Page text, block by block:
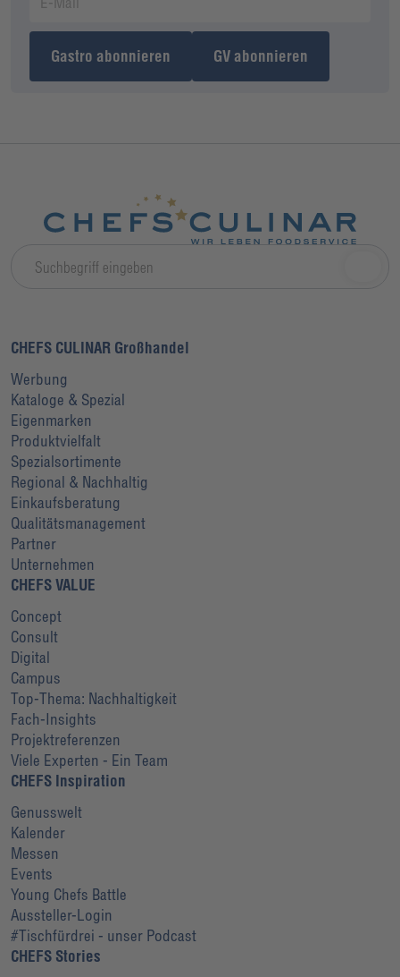
Gastro abonnieren GV abonnieren
CHEFS CULINAR Großhandel
Werbung
Kataloge & Spezial
Eigenmarken
Produktvielfalt
Spezialsortimente
Regional & Nachhaltig
Einkaufsberatung
Qualitätsmanagement
Partner
Unternehmen
CHEFS VALUE
Concept
Consult
Digital
Campus
Top-Thema: Nachhaltigkeit
Fach-Insights
Projektreferenzen
Viele Experten - Ein Team
CHEFS Inspiration
Genusswelt
Kalender
Messen
Events
Young Chefs Battle
Aussteller-Login
#Tischfürdrei - unser Podcast
CHEFS Stories